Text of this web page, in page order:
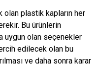
plastik kapların her
Bu ürünlerin
uygun olan seçenekler
edilecek olan bu
ve daha sonra karar